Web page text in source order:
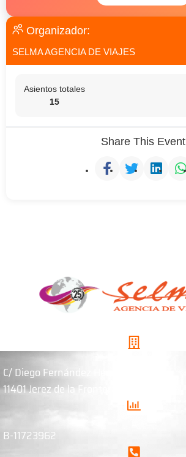
Organizador:
SELMA AGENCIA DE VIAJES
Asientos totales
15
Share This Event
C/ Diego Fernández Herrera, 8
11401 Jerez de la Frontera. Cádiz
B-11723962